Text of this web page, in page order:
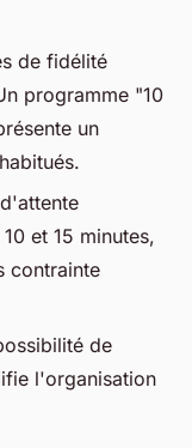
de fidélité
programme "10
un
et 15 minutes,
contrainte
de
l'organisation